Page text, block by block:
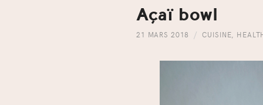
Açaï bowl
21 MARS 2018 CUISINE